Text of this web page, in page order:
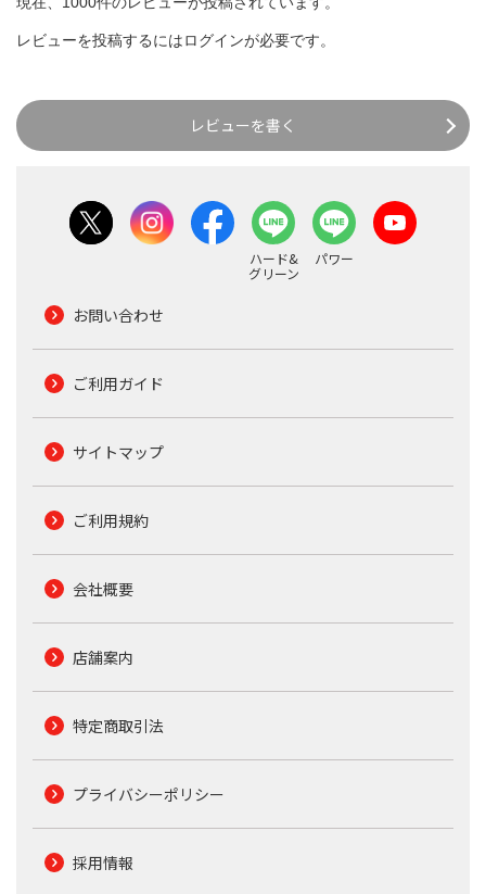
レビューを投稿するにはログインが必要です。
レビューを書く
ハード&
グリーン
パワー
お問い合わせ
ご利用ガイド
サイトマップ
ご利用規約
会社概要
店舗案内
特定商取引法
プライバシーポリシー
採用情報